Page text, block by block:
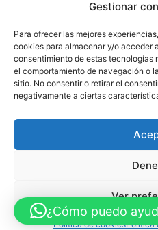
Gestionar
Para ofrecer las mejores
cookies para almacenar y/o acceder
consentimiento de estas tecnologías
el comportamiento de navegación o
sitio. No consentir o retirar el
negativamente a ciertas
Ver
Política de cookiesPolítica
Instalaciones y
Fachadas, aire
para ver todos nuestros
trabajos para conocernos
Política de
FINANCIADO POR LA UNIÓN
© Guia Telefónica de Empresas –
¿Cómo puedo